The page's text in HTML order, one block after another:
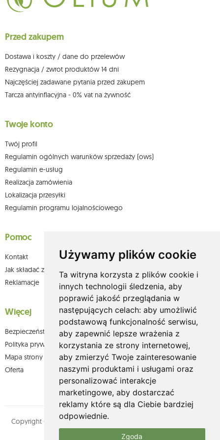
Używamy plików cookie
Ta witryna korzysta z plików cookie i
innych technologii śledzenia, aby
poprawić jakość przeglądania w
następujących celach: aby umożliwić
podstawową funkcjonalność serwisu,
aby zapewnić lepsze wrażenia z
korzystania ze strony internetowej,
aby zmierzyć Twoje zainteresowanie
naszymi produktami i usługami oraz
personalizować interakcje
marketingowe, aby dostarczać
reklamy które są dla Ciebie bardziej
odpowiednie.
Zgoda
ich sprostowania, usunięcia, ograniczenia przetwarzania, wniesienia
sprzeciwu wobec przetwarzania swoich danych oraz prawo do
którego dokonano na podstawie zgody przed jej cofnięciem. W tym celu
możesz kontaktować się z działem obsługi klienta Mouton Interactive pod
Więcej informacji: www.mouton.pl/ODO
Przed zakupem
Dostawa i koszty / dane do przelewów
Rezygnacja / zwrot produktów 14 dni
Najczęściej zadawane pytania przed zakupem
Tarcza antyinflacyjna - 0% vat na żywność
Twoje konto
Twój profil
Regulamin ogólnych warunków sprzedaży (ows)
Regulamin e-usług
Realizacja zamówienia
Lokalizacja przesyłki
Regulamin programu lojalnościowego
Pomoc
Kontakt
Jak składać zamówienia w sklepie olium.pl?
Reklamacje
Więcej
Bezpieczeństwo płatności
Polityka prywatności
Mapa strony
Oferta
Copyright © olium.pl. Wszystkie prawa zastrzeżone. Designed by
MOUTON interactive